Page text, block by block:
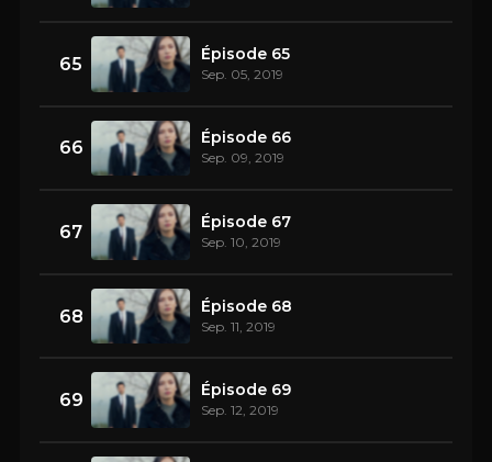
65 Épisode 65
Sep. 05, 2019
66 Épisode 66
Sep. 09, 2019
67 Épisode 67
Sep. 10, 2019
68 Épisode 68
Sep. 11, 2019
69 Épisode 69
Sep. 12, 2019